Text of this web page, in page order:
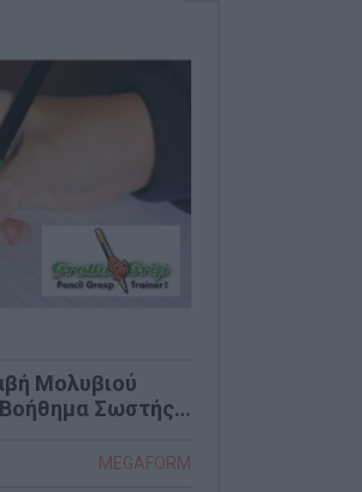
Μολυβιού
Βοήθημα Σωστής
MEGAFORM